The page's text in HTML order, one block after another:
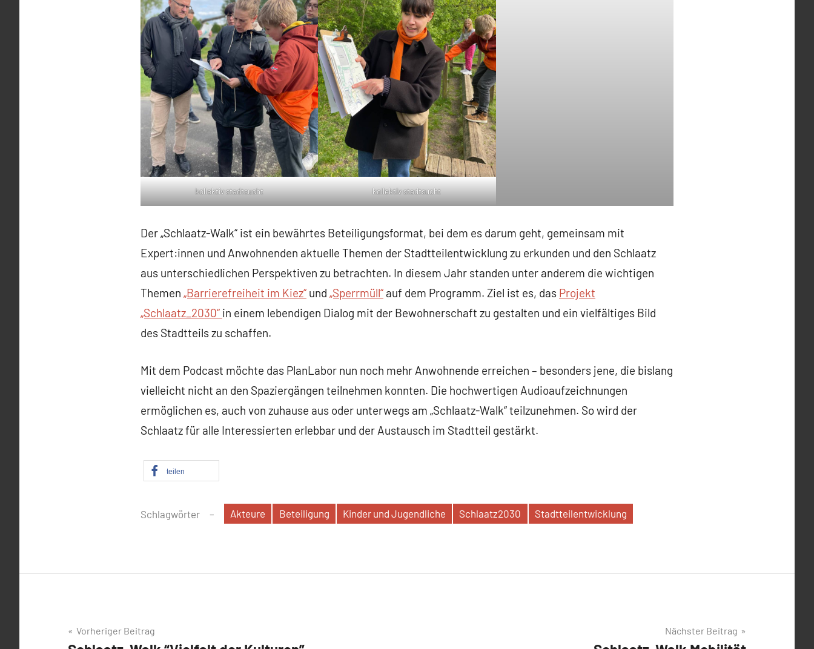
kollektiv stadtsucht kollektiv stadtsucht
Der „Schlaatz-Walk“ ist ein bewährtes Beteiligungsformat, bei dem es darum geht, gemeinsam mit
Expert:innen und Anwohnenden aktuelle Themen der Stadtteilentwicklung zu erkunden und den Schlaatz
aus unterschiedlichen Perspektiven zu betrachten. In diesem Jahr standen unter anderem die wichtigen
Themen „Barrierefreiheit im Kiez“ und „Sperrmüll“ auf dem Programm. Ziel ist es, das Projekt
„Schlaatz_2030“ in einem lebendigen Dialog mit der Bewohnerschaft zu gestalten und ein vielfältiges Bild
des Stadtteils zu schaffen.
Mit dem Podcast möchte das PlanLabor nun noch mehr Anwohnende erreichen – besonders jene, die bislang
vielleicht nicht an den Spaziergängen teilnehmen konnten. Die hochwertigen Audioaufzeichnungen
ermöglichen es, auch von zuhause aus oder unterwegs am „Schlaatz-Walk“ teilzunehmen. So wird der
Schlaatz für alle Interessierten erlebbar und der Austausch im Stadtteil gestärkt.
teilen
Schlagwörter Akteure Beteiligung Kinder und Jugendliche Schlaatz2030 Stadtteilentwicklung
Beitragsnavigation
Vorheriger Beitrag Nächster Beitrag